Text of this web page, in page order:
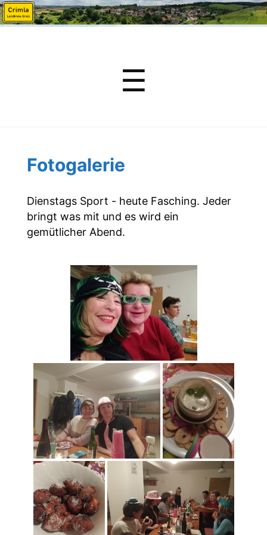
☰
Fotogalerie
Dienstags Sport - heute Fasching. Jeder
bringt was mit und es wird ein
gemütlicher Abend.